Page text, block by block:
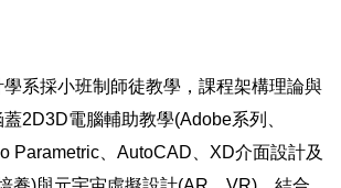
系採小班制師徒教學，課程架構理論與
2D3D電腦輔助教學(Adobe系列、
Parametric、AutoCAD、XD介面設計及